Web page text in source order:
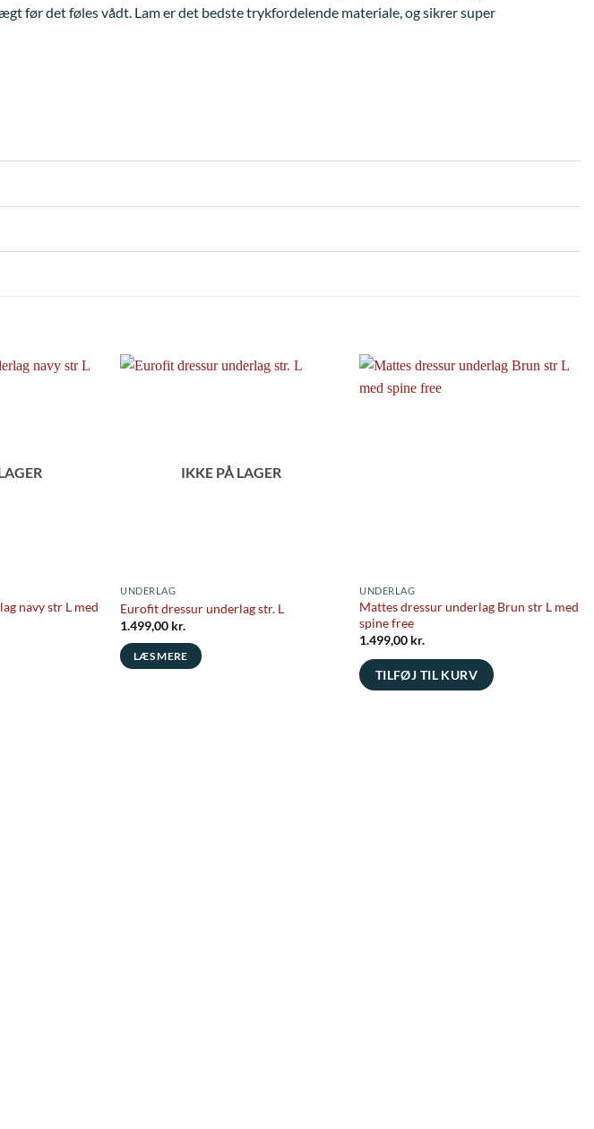
før det føles vådt. Lam er det bedste trykfordelende materiale, og sikrer super
navy str L med
IKKE PÅ LAGER
UNDERLAG
Eurofit dressur underlag str. L
1.499,00 kr.
LÆS MERE
UNDERLAG
Mattes dressur underlag Brun str L med
spine free
1.499,00 kr.
TILFØJ TIL KURV